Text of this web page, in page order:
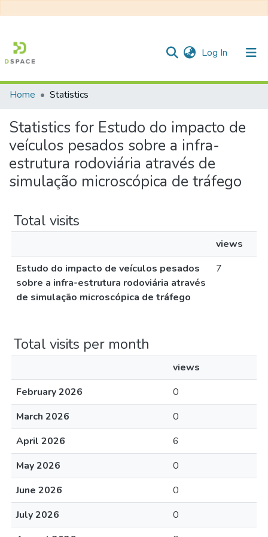
Log In (current)
All of DSpace
Home Statistics
Statistics for Estudo do impacto de
veículos pesados sobre a infra-
estrutura rodoviária através de
simulação microscópica de tráfego
Total visits
views
Estudo do impacto de veículos pesados
sobre a infra-estrutura rodoviária através
de simulação microscópica de tráfego
7
Total visits per month
views
February 2026
0
March 2026
0
April 2026
6
May 2026
0
June 2026
0
July 2026
0